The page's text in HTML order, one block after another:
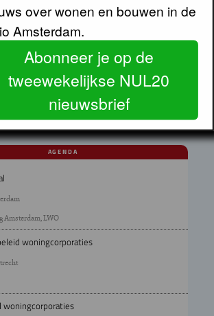
AGENDA
Amsterdam, LWO
woningcorporaties
woningcorporaties
over wonen en bouwen in de
Amsterdam.
Abonneer je op de
tweewekelijkse NUL20
nieuwsbrief